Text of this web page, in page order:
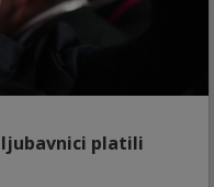
ljubavnici platili